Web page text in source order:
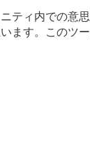
ティ内での意
ます。このツ